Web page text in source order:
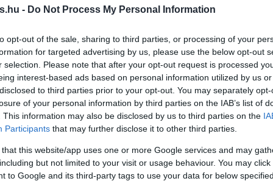
- Do Not Process My Personal Information
opt-out of the sale, sharing to third parties, or processing of your
for targeted advertising by us, please use the below opt-out
selection. Please note that after your opt-out request is processed
interest-based ads based on personal information utilized by us
to third parties prior to your opt-out. You may separately
of your personal information by third parties on the IAB’s list of
This information may also be disclosed by us to third parties on the
Participants that may further disclose it to other third parties.
that this website/app uses one or more Google services and may
but not limited to your visit or usage behaviour. You may
to Google and its third-party tags to use your data for below
az előző évihez képest. 2024-ben a teljes
szegmens 4,5%-os növekedést mutatott.
Benz személyautó-üzletága
a piaci átlag-, és jóval a
piac növekedése felett
os növekedést tudhat